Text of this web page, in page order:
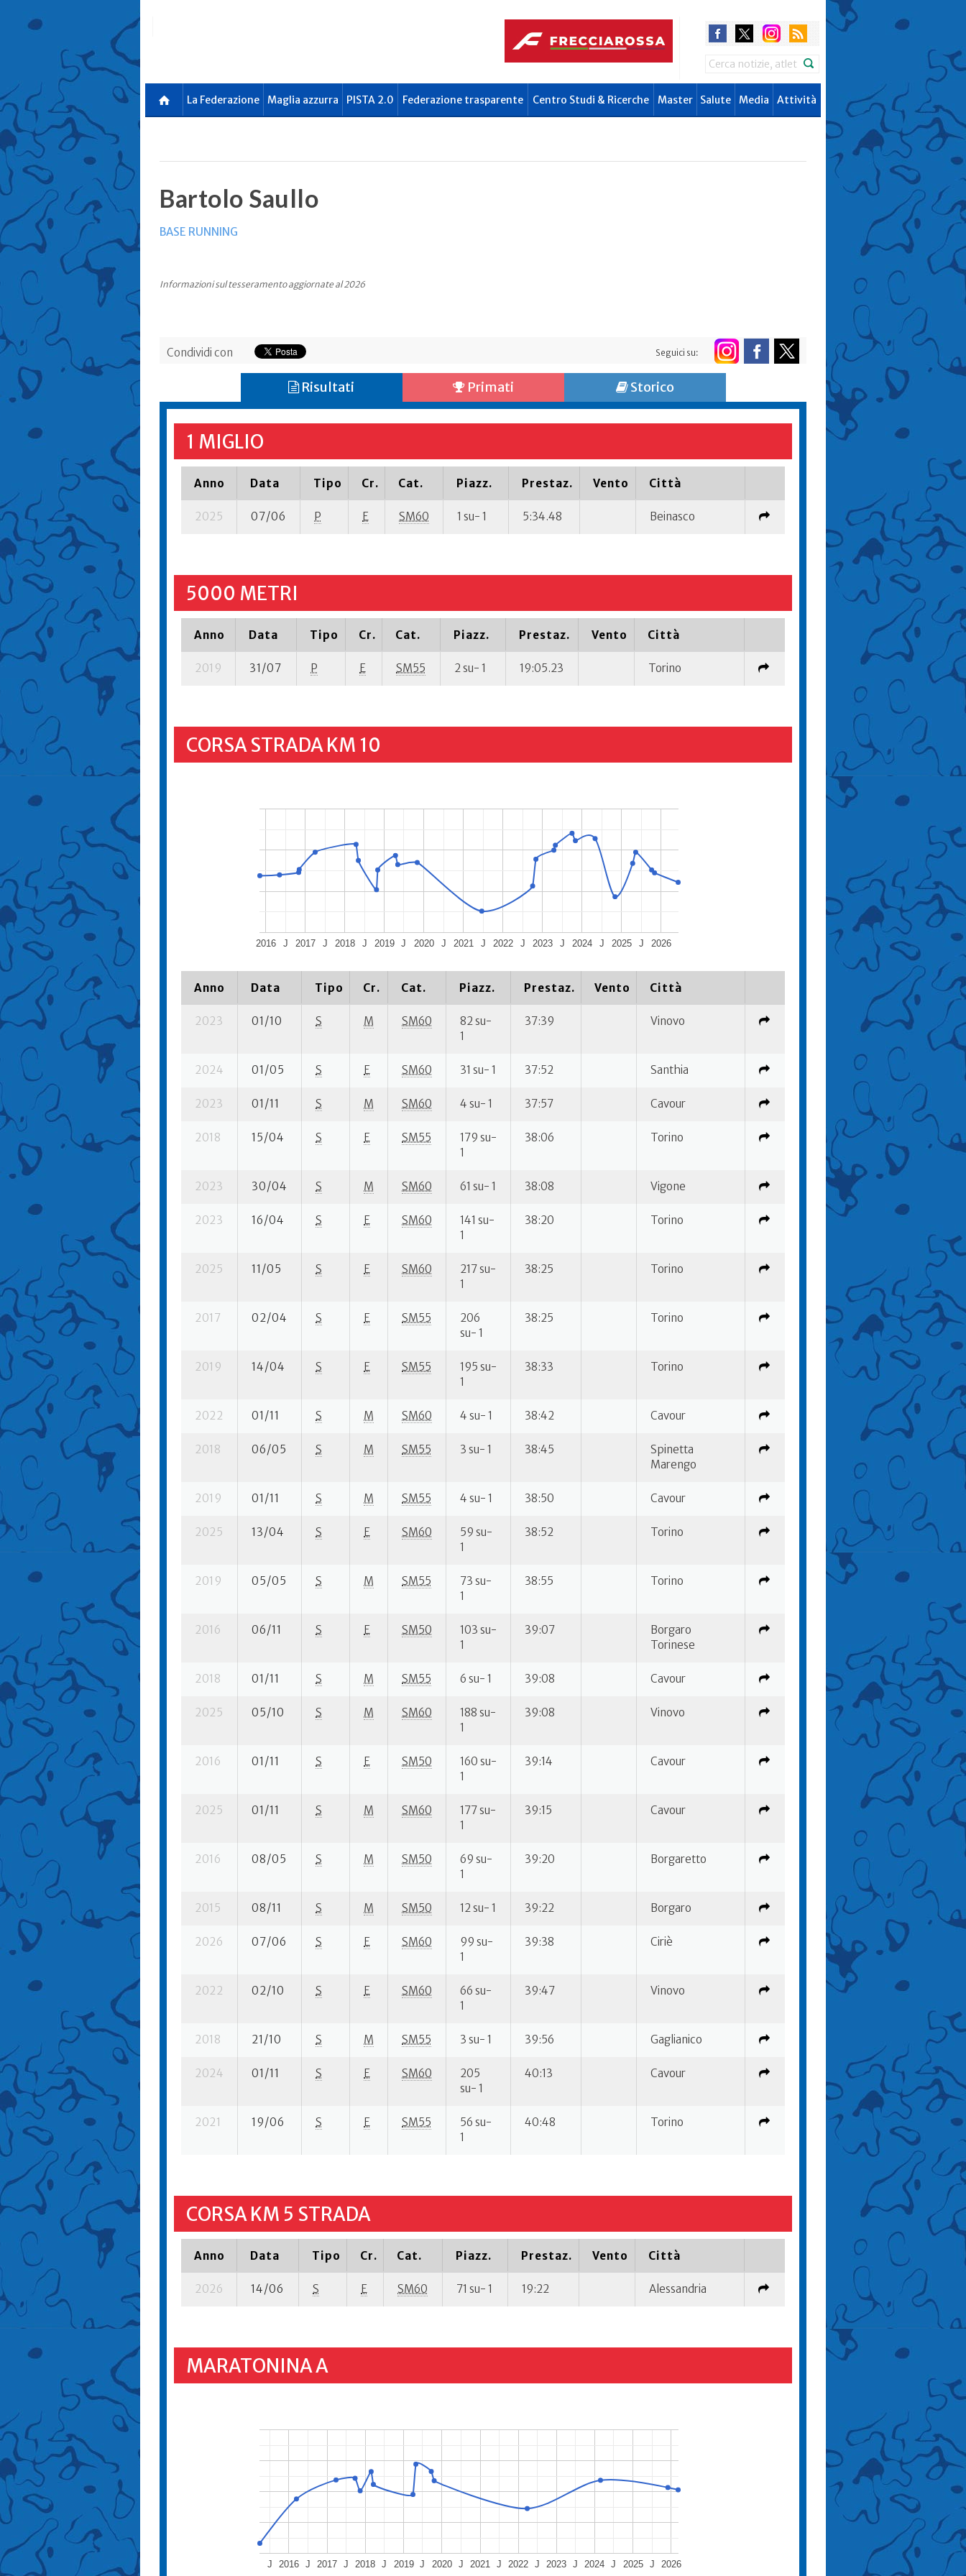
Search
La Federazione Maglia azzurra PISTA 2.0 Federazione trasparente Centro Studi & Ricerche Master Salute Media Attività
Bartolo Saullo
BASE RUNNING
Informazioni sul tesseramento aggiornate al 2026
Condividi con Seguici su:
Risultati Primati Storico
1 MIGLIO
Anno Data Tipo Cr. Cat. Piazz. Prestaz. Vento Città
2025 07/06 P E SM60 1 su- 1 5:34.48 Beinasco
5000 METRI
Anno Data Tipo Cr. Cat. Piazz. Prestaz. Vento Città
2019 31/07 P E SM55 2 su- 1 19:05.23 Torino
CORSA STRADA KM 10
2016 2017 2018 2019 2020 2021 2022 2023 2024 2025 2026
J J J J J J J J J J
Anno Data Tipo Cr. Cat. Piazz. Prestaz. Vento Città
2023 01/10 S M SM60
82 su-
1
37:39 Vinovo
2024 01/05 S E SM60 31 su- 1 37:52 Santhia
2023 01/11 S M SM60 4 su- 1 37:57 Cavour
2018 15/04 S E SM55
179 su-
1
38:06 Torino
2023 30/04 S M SM60 61 su- 1 38:08 Vigone
2023 16/04 S E SM60
141 su-
1
38:20 Torino
2025 11/05 S E SM60
217 su-
1
38:25 Torino
2017 02/04 S E SM55
206
su- 1
38:25 Torino
2019 14/04 S E SM55
195 su-
1
38:33 Torino
2022 01/11 S M SM60 4 su- 1 38:42 Cavour
2018 06/05 S M SM55 3 su- 1 38:45
Spinetta
Marengo
2019 01/11 S M SM55 4 su- 1 38:50 Cavour
2025 13/04 S E SM60
59 su-
1
38:52 Torino
2019 05/05 S M SM55
73 su-
1
38:55 Torino
2016 06/11 S E SM50
103 su-
1
39:07
Borgaro
Torinese
2018 01/11 S M SM55 6 su- 1 39:08 Cavour
2025 05/10 S M SM60
188 su-
1
39:08 Vinovo
2016 01/11 S E SM50
160 su-
1
39:14 Cavour
2025 01/11 S M SM60
177 su-
1
39:15 Cavour
2016 08/05 S M SM50
69 su-
1
39:20 Borgaretto
2015 08/11 S M SM50 12 su- 1 39:22 Borgaro
2026 07/06 S E SM60
99 su-
1
39:38 Ciriè
2022 02/10 S E SM60
66 su-
1
39:47 Vinovo
2018 21/10 S M SM55 3 su- 1 39:56 Gaglianico
2024 01/11 S E SM60
205
su- 1
40:13 Cavour
2021 19/06 S E SM55
56 su-
1
40:48 Torino
CORSA KM 5 STRADA
Anno Data Tipo Cr. Cat. Piazz. Prestaz. Vento Città
2026 14/06 S E SM60 71 su- 1 19:22 Alessandria
MARATONINA A
2016 2017 2018 2019 2020 2021 2022 2023 2024 2025 2026
J J J J J J J J J J J